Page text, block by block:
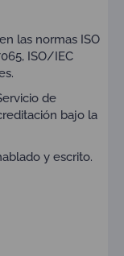
las normas ISO
ISO/IEC
de
bajo la
y escrito.